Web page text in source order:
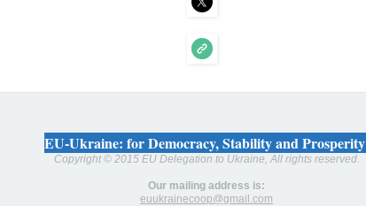
EU-Ukraine: for Democracy, Stability and Prosperity
Copyright © 2015 EU Delegation to Ukraine, All rights reserved.
Our mailing address is:
euukrainecoop@gmail.com